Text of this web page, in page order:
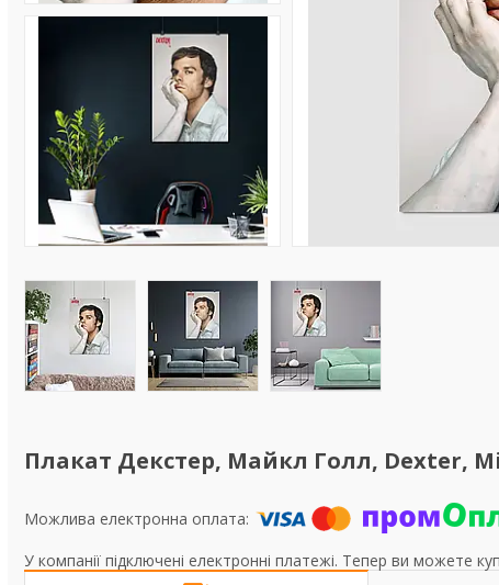
Плакат Декстер, Майкл Голл, Dexter,
У компанії підключені електронні платежі. Тепер ви можете